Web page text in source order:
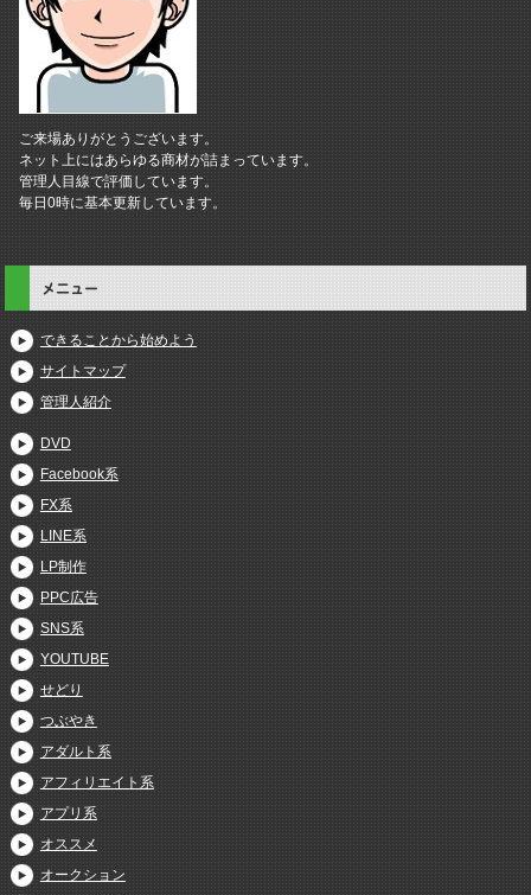
ご来場ありがとうございます。
ネット上にはあらゆる商材が詰まっています。
管理人目線で評価しています。
毎日0時に基本更新しています。
メニュー
できることから始めよう
サイトマップ
管理人紹介
DVD
Facebook系
FX系
LINE系
LP制作
PPC広告
SNS系
YOUTUBE
せどり
つぶやき
アダルト系
アフィリエイト系
アプリ系
オススメ
オークション